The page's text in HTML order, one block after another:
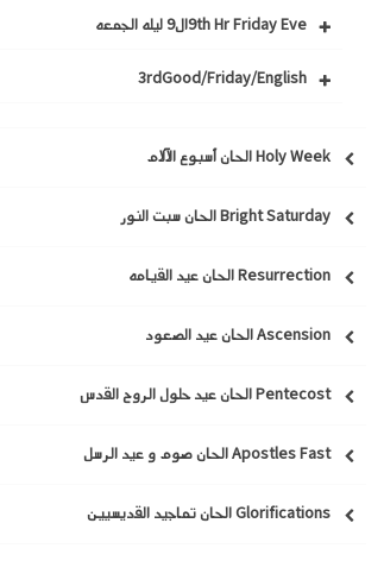
9th Hr Friday Eveال9 ليله الجمعه
3rdGood/Friday/English
Holy Week الحان أسبوع الآلام
Bright Saturday الحان سبت النور
Resurrection الحان عيد القيامه
Ascension الحان عيد الصعود
Pentecost الحان عيد حلول الروح القدس
Apostles Fast الحان صوم و عيد الرسل
Glorifications الحان تماجيد القديسيين